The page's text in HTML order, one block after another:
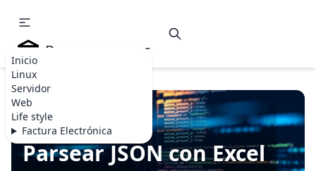
Inicio
Linux
Servidor
Web
Life style
Factura Electrónica
Becommerce.es
DESARROLLO
Parsear JSON con Excel